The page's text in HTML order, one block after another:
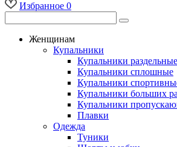
Избранное 0
Женщинам
Купальники
Купальники раздельные
Купальники сплошные
Купальники
Купальники больших
Купальники
Плавки
Одежда
Туники